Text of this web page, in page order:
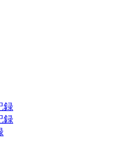
録
録